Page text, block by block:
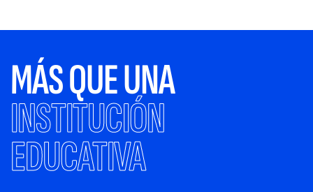
MÁS QUE UNA
INSTITUCIÓN
EDUCATIVA